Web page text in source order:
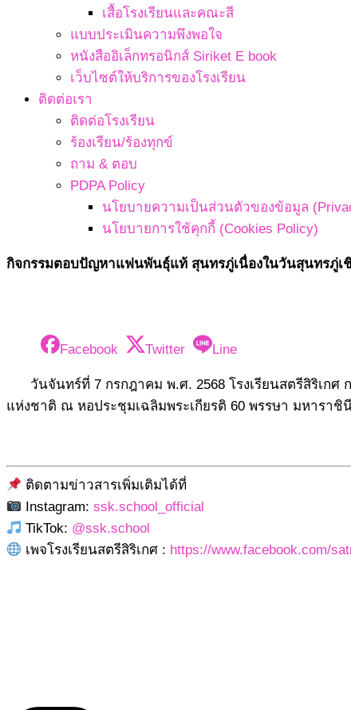
เสื้อโรงเรียนและคณะสี
แบบประเมินความพึงพอใจ
หนังสืออิเล็กทรอนิกส์ Siriket E book
เว็บไซต์ให้บริการของโรงเรียน
ติดต่อเรา
ติดต่อโรงเรียน
ร้องเรียน/ร้องทุกข์
ถาม & ตอบ
PDPA Policy
นโยบายความเป็นส่วนตัวของข้อมูล
นโยบายการใช้คุกกี้ (Cookies Policy)
กิจกรรมตอบปัญหาแฟนพันธุ์แท้ สุนทรภู่เนื่องในวันสุนทรภู่
Facebook Twitter Line
วันจันทร์ที่ 7 กรกฎาคม พ.ศ. 2568 โรงเรียนสตรีสิริเ
แห่งชาติ ณ หอประชุมเฉลิมพระเกียรติ 60 พรรษา มหาราชินี
ติดตามข่าวสารเพิ่มเติมได้ที่
Instagram:ssk.school_official
TikTok: @ssk.school
เพจโรงเรียนสตรีสิริเกศ : https://www.facebook.com/